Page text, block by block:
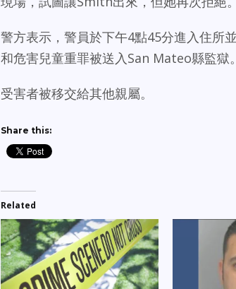
警方表示，警員於下午4點45分進入住
和危害兒童重罪被送入San Mateo縣監獄。
受害者被移交給其他親屬。
Share this:
Related